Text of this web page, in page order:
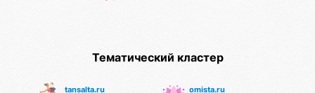
Тематический кластер
tansalta.ru omista.ru